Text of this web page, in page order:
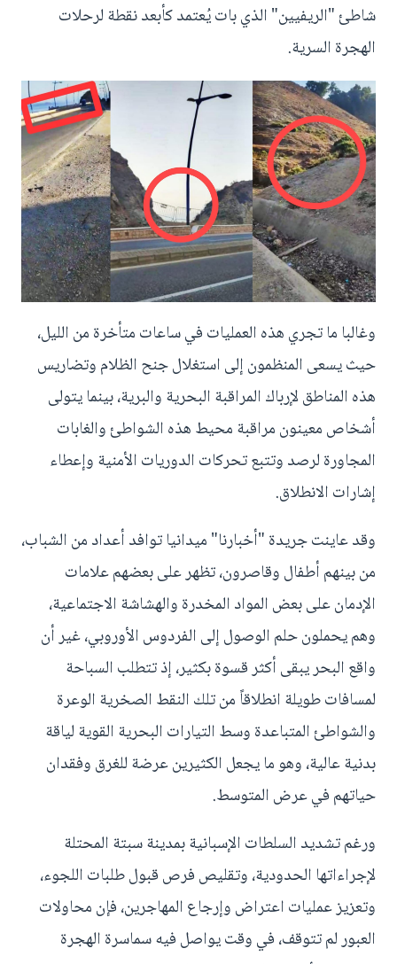
شاطئ "الريفيين" الذي بات يُعتمد كأبعد نقطة لرحلات
الهجرة السرية.
وغالبا ما تجري هذه العمليات في ساعات متأخرة من الليل،
حيث يسعى المنظمون إلى استغلال جنح الظلام وتضاريس
هذه المناطق لإرباك المراقبة البحرية والبرية، بينما يتولى
أشخاص معينون مراقبة محيط هذه الشواطئ والغابات
المجاورة لرصد وتتبع تحركات الدوريات الأمنية وإعطاء
إشارات الانطلاق.
وقد عاينت جريدة "أخبارنا" ميدانيا توافد أعداد من الشباب،
من بينهم أطفال وقاصرون، تظهر على بعضهم علامات
الإدمان على بعض المواد المخدرة والهشاشة الاجتماعية،
وهم يحملون حلم الوصول إلى الفردوس الأوروبي، غير أن
واقع البحر يبقى أكثر قسوة بكثير، إذ تتطلب السباحة
لمسافات طويلة انطلاقاً من تلك النقط الصخرية الوعرة
والشواطئ المتباعدة وسط التيارات البحرية القوية لياقة
بدنية عالية، وهو ما يجعل الكثيرين عرضة للغرق وفقدان
حياتهم في عرض المتوسط.
ورغم تشديد السلطات الإسبانية بمدينة سبتة المحتلة
لإجراءاتها الحدودية، وتقليص فرص قبول طلبات اللجوء،
وتعزيز عمليات اعتراض وإرجاع المهاجرين، فإن محاولات
العبور لم تتوقف، في وقت يواصل فيه سماسرة الهجرة